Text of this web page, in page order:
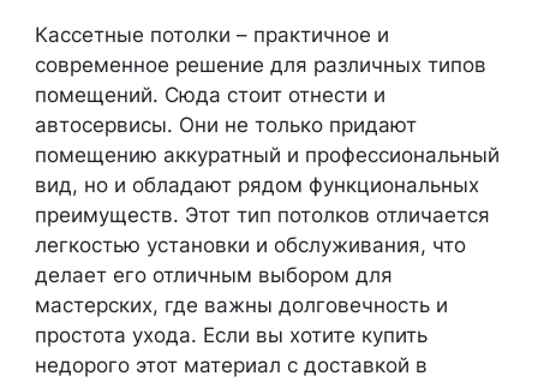
Кассетные потолки – практичное и
современное решение для различных типов
помещений. Сюда стоит отнести и
автосервисы. Они не только придают
помещению аккуратный и профессиональный
вид, но и обладают рядом функциональных
преимуществ. Этот тип потолков отличается
легкостью установки и обслуживания, что
делает его отличным выбором для
мастерских, где важны долговечность и
простота ухода. Если вы хотите купить
недорого этот материал с доставкой в